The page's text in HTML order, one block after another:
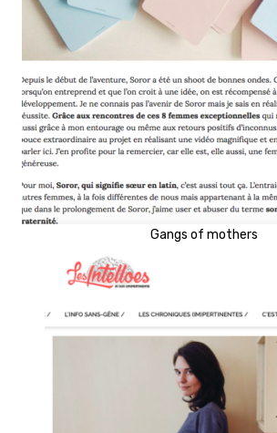
Gangs of mothers